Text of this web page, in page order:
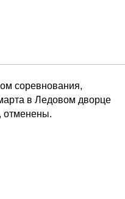
соревнования,
в Ледовом дворце
отменены.